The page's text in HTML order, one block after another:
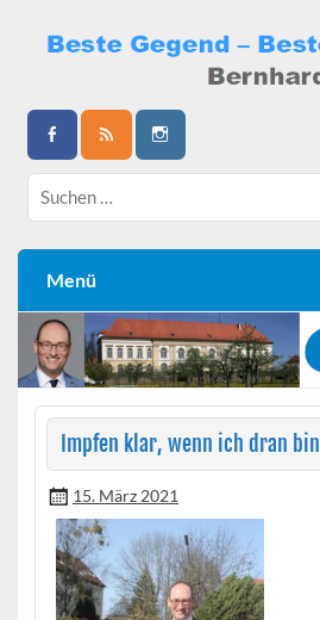
content
Bernhard Seidenath
Menü
Impfen klar, wenn ich dran bin
15. März 2021